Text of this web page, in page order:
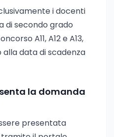
i docenti
di secondo grado
A11, A12 e A13,
data di scadenza
la domanda
presentata